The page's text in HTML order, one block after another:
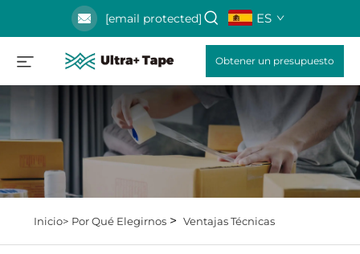
[email protected] ES
Obtener un presupuesto
Inicio> Por Qué Elegirnos> Ventajas Técnicas